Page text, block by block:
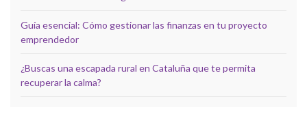
Guía esencial: Cómo gestionar las finanzas en tu proyecto
emprendedor
¿Buscas una escapada rural en Cataluña que te permita
recuperar la calma?